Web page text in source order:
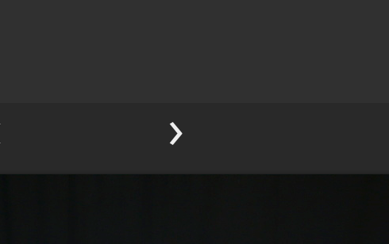
›